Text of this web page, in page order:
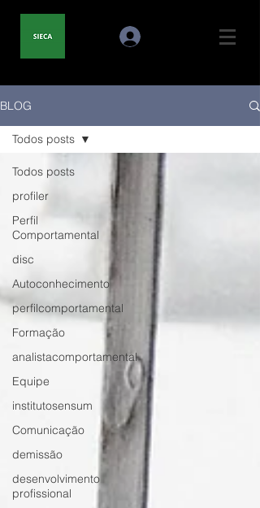
BLOG
Todos posts
profiler
Perfil
Comportamental
disc
Autoconhecimento
perfilcomportamental
Formação
analistacomportamental
Equipe
institutosensum
Comunicação
demissão
desenvolvimento
profissional
Todos posts